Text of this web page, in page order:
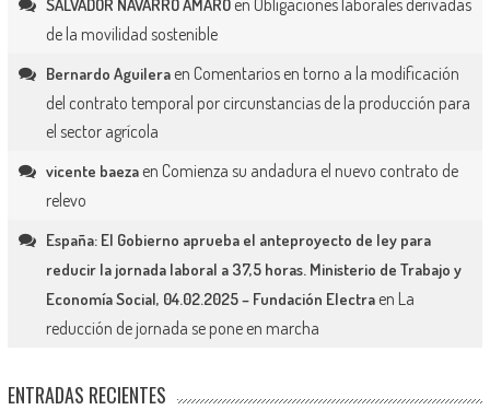
SALVADOR NAVARRO AMARO
de la movilidad sostenible
Bernardo Aguileraen Comentarios en torno a la modificación
del contrato temporal por circunstancias de la producción para
el sector agrícola
vicente baezaen Comienza su andadura el nuevo contrato de
relevo
España: El Gobierno aprueba el anteproyecto de ley para
reducir la jornada laboral a 37,5 horas. Ministerio de Trabajo y
Economía Social, 04.02.2025 – Fundación Electraen La
reducción de jornada se pone en marcha
ENTRADAS RECIENTES